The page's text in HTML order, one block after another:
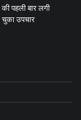
पहली बार लगी
चुका उपचार